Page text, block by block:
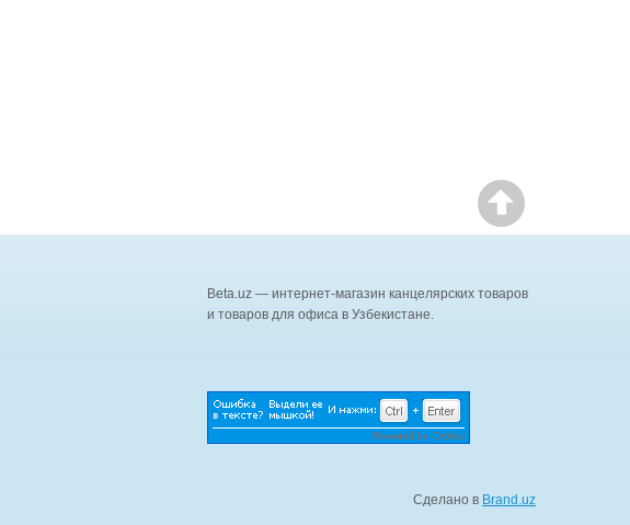
Beta.uz — интернет-магазин канцелярских товаров
и товаров для офиса в Узбекистане.
Сделано в Brand.uz